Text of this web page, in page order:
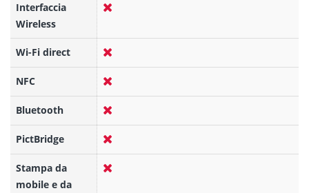
Interfaccia
Wireless
Wi-Fi direct
NFC
Bluetooth
PictBridge
Stampa da
mobile e da